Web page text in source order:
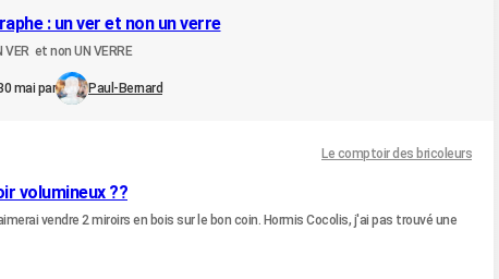
: un ver et non un verre
et non UN VERRE
mai par Paul-Bernard
Le comptoir des bricoleurs
volumineux ??
vendre 2 miroirs en bois sur le bon coin. Hormis Cocolis, j'ai pas trouvé une